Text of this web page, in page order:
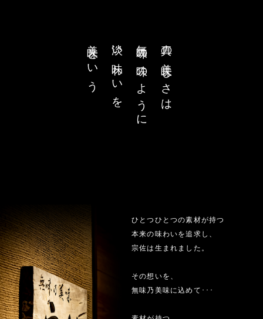
真の美味しさは
無味の味のように
淡い味わいを
美味という
ひとつひとつの素材が持つ
本来の味わいを追求し、
宗佐は生まれました。
その想いを、
無味乃美味に込めて･･･